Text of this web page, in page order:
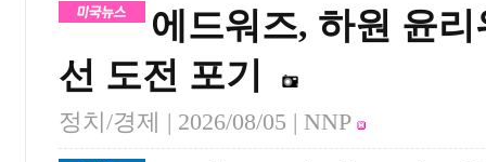
에드워즈, 하원 윤
선 도전 포기
정치/경제 | 2026/08/05 | NNP